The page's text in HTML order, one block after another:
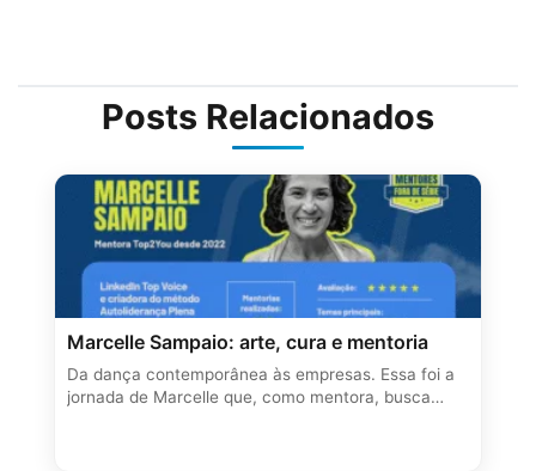
Posts Relacionados
Marcelle Sampaio: arte, cura e mentoria
Da dança contemporânea às empresas. Essa foi a
jornada de Marcelle que, como mentora, busca…